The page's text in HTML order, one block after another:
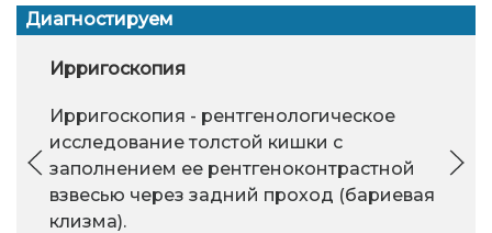
Диагностируем
Ирригоскопия
Ирригоскопия - рентгенологическое
исследование толстой кишки с
заполнением ее рентгеноконтрастной
взвесью через задний проход (бариевая
клизма).